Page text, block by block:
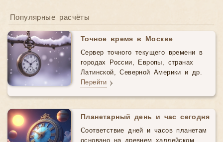
Популярные расчёты
Точное время в Москве
Сервер точного текущего времени в
городах России, Европы, странах
Латинской, Северной Америки и др.
Перейти
Планетарный день и час сегодня
Соответствие дней и часов планетам